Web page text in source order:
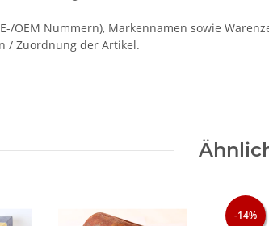
OEM Nummern), Markennamen sowie
/ Zuordnung der Artikel.
-14%